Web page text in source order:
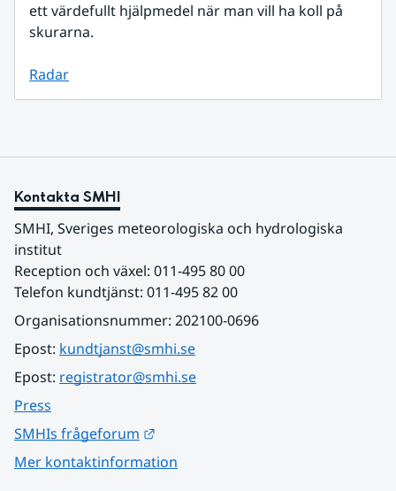
ett värdefullt hjälpmedel när man vill ha koll på
skurarna.
Radar
Kontakta SMHI
SMHI, Sveriges meteorologiska och hydrologiska
institut
Reception och växel: 011-495 80 00
Telefon kundtjänst: 011-495 82 00
Organisationsnummer: 202100-0696
Epost: kundtjanst@smhi.se
Epost: registrator@smhi.se
Press
SMHIs frågeforum
Mer kontaktinformation